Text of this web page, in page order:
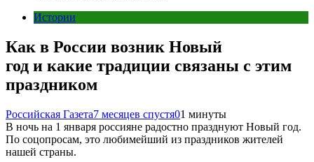
Истории
Как в России возник Новый
год и какие традиции связаны с этим
праздником
Российская Газета7 месяцев спустя01 минуты
В ночь на 1 января россияне радостно празднуют Новый год.
По соцопросам, это любимейший из праздников жителей
нашей страны.